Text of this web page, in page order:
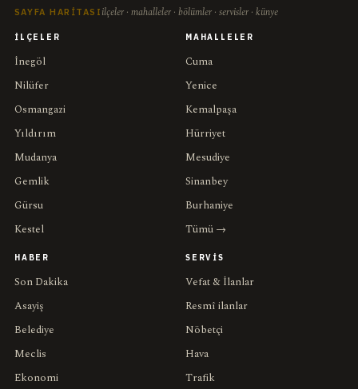
SAYFA HARITASI ilçeler · mahalleler · bölümler · servisler · künye
İLÇELER
İnegöl
Nilüfer
Osmangazi
Yıldırım
Mudanya
Gemlik
Gürsu
Kestel
MAHALLELER
Cuma
Yenice
Kemalpaşa
Hürriyet
Mesudiye
Sinanbey
Burhaniye
Tümü →
HABER
Son Dakika
Asayiş
Belediye
Meclis
Ekonomi
SERVIS
Vefat & İlanlar
Resmî ilanlar
Nöbetçi
Hava
Trafik